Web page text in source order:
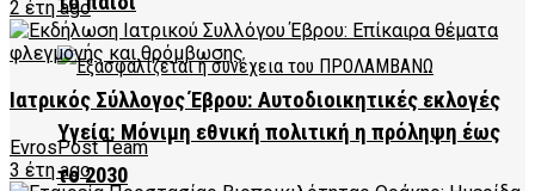
Υγεία: Μόνιμη εθνική πολιτική η πρόληψη έως
το 2030
2 έτη ago
Ιατρικός Σύλλογος Έβρου: Αυτοδιοικητικές εκλογές
EvrosPost Team
3 έτη ago